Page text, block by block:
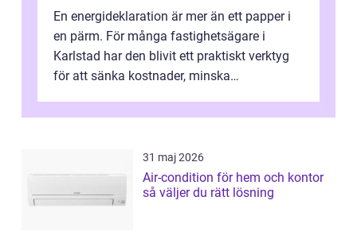
En energideklaration är mer än ett papper i
en pärm. För många fastighetsägare i
Karlstad har den blivit ett praktiskt verktyg
för att sänka kostnader, minska
31 maj 2026
Air-condition för hem och kontor
så väljer du rätt lösning